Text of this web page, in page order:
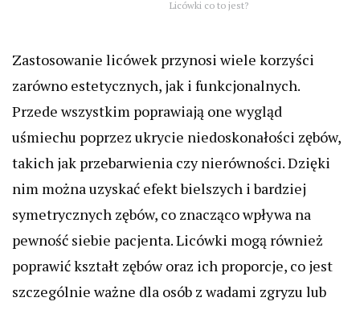
Licówki co to jest?
Zastosowanie licówek przynosi wiele korzyści
zarówno estetycznych, jak i funkcjonalnych.
Przede wszystkim poprawiają one wygląd
uśmiechu poprzez ukrycie niedoskonałości zębów,
takich jak przebarwienia czy nierówności. Dzięki
nim można uzyskać efekt bielszych i bardziej
symetrycznych zębów, co znacząco wpływa na
pewność siebie pacjenta. Licówki mogą również
poprawić kształt zębów oraz ich proporcje, co jest
szczególnie ważne dla osób z wadami zgryzu lub